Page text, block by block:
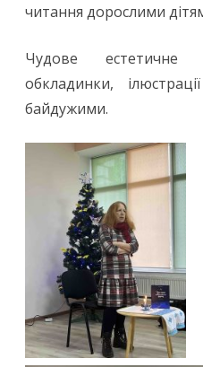
читання дорослими
Чудове естетичне
обкладинки,
байдужими.